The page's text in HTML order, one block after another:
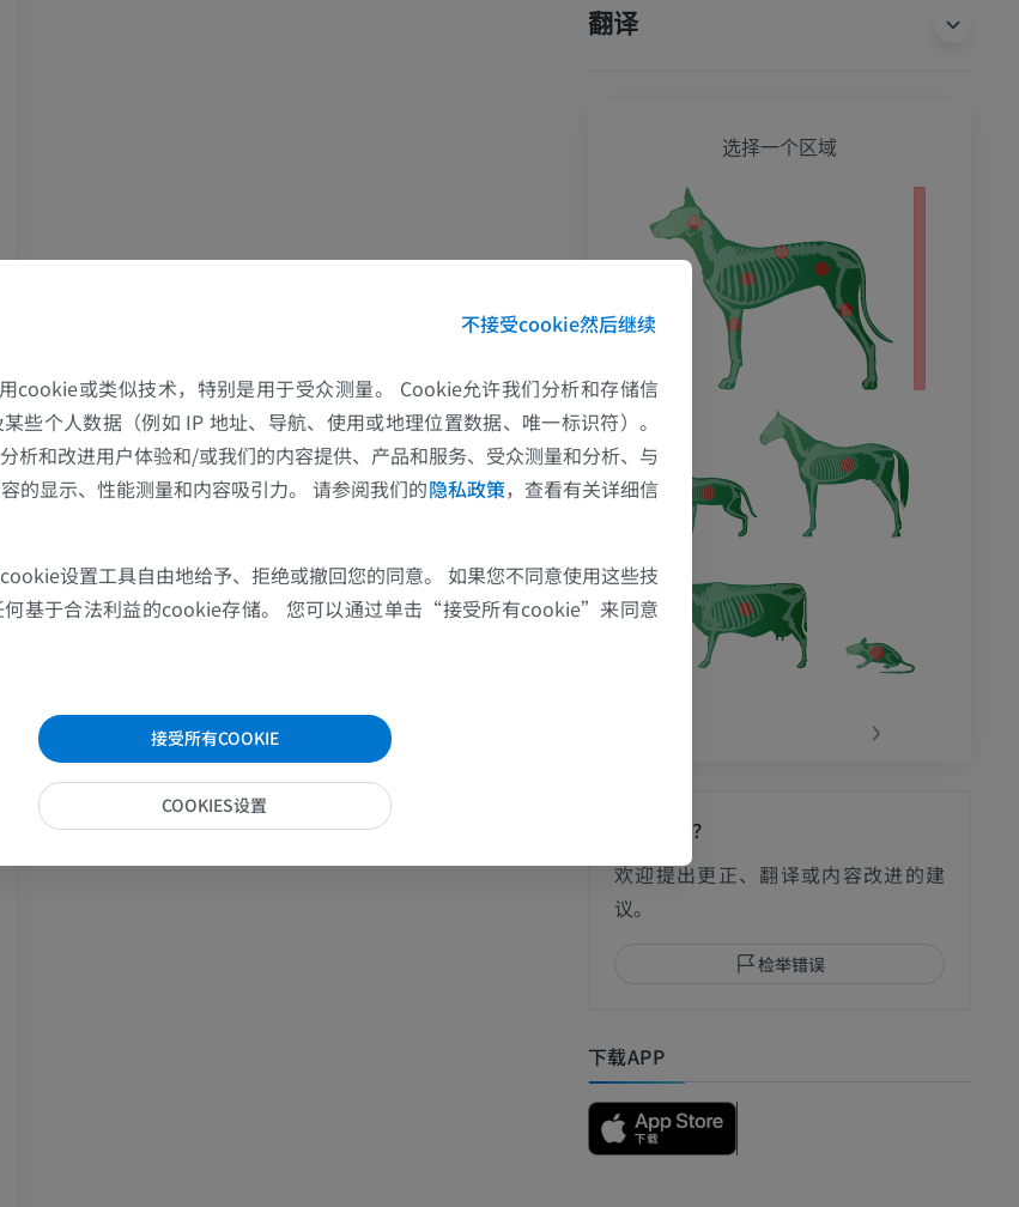
翻译
免費
马腕骨
计算机体层摄影
马 - 肌肉学
马-足趾
MRI
马 - 趾和蹄
选择一个区域
›
发现错误？
欢迎提出更正、翻译或内容改进的建
议。
检举错误
下载APP
不接受cookie然后继续
cookie或类似技术，特别是用于受众测量。 Cookie允许我们分析和存储信
些个人数据（例如 IP 地址、导航、使用或地理位置数据、唯一标识符）。
析和改进用户体验和/或我们的内容提供、产品和服务、受众测量和分析、与
的显示、性能测量和内容吸引力。 请参阅我们的隐私政策，查看有关详细信
设置工具自由地给予、拒绝或撤回您的同意。 如果您不同意使用这些技
何基于合法利益的cookie存储。 您可以通过单击“接受所有cookie”来同意
接受所有COOKIE
COOKIES设置